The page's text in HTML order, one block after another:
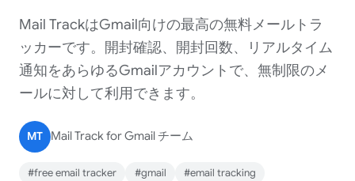
Mail TrackはGmail向けの最高の無料メールトラ
ッカーです。開封確認、開封回数、リアルタイム
通知をあらゆるGmailアカウントで、無制限のメ
ールに対して利用できます。
MT Mail Track for Gmail チーム
#free email tracker #gmail #email tracking